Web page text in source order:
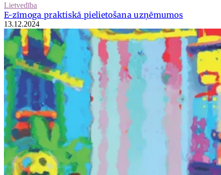
Lietvedība
E-zīmoga praktiskā pielietošana uzņēmumos
13.12.2024